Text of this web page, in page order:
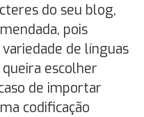
do seu blog,
pois
de línguas
escolher
de importar
codificação